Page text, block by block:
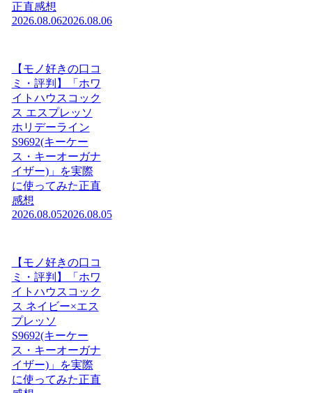
正直感想
2026.08.062026.08.06
【モノ好きの口コ
ミ・評判】「ホワ
イトハウスコック
ス エスプレッソ
ホリデーライン
S9692(キーケー
ス・キーオーガナ
イザー)」を実際
に使ってみた正直
感想
2026.08.052026.08.05
【モノ好きの口コ
ミ・評判】「ホワ
イトハウスコック
ス ネイビー×エス
プレッソ
S9692(キーケー
ス・キーオーガナ
イザー)」を実際
に使ってみた正直